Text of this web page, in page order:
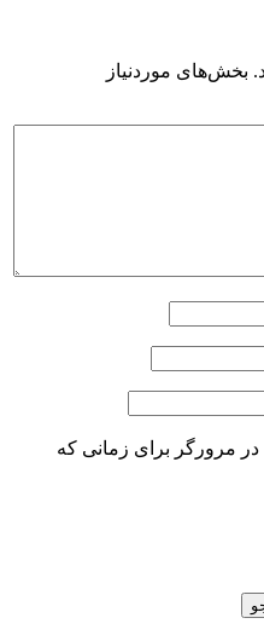
بخش‌های موردنیاز
در مرورگر برای زمانی که